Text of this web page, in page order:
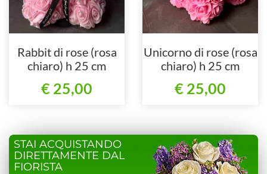
Rabbit di rose (rosa
chiaro) h 25 cm
€ 25,00
Unicorno di rose (rosa
chiaro) h 25 cm
€ 25,00
STAI ACQUISTANDO
DIRETTAMENTE DAL
FIORISTA